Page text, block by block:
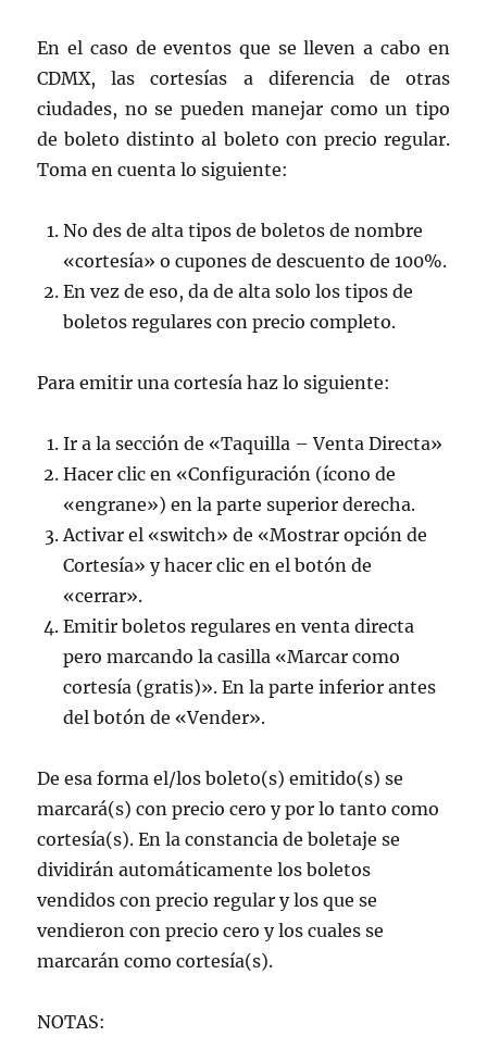
En el caso de eventos que se lleven a cabo en
CDMX, las cortesías a diferencia de otras
ciudades, no se pueden manejar como un tipo
de boleto distinto al boleto con precio regular.
Toma en cuenta lo siguiente:
No des de alta tipos de boletos de nombre
«cortesía» o cupones de descuento de 100%.
En vez de eso, da de alta solo los tipos de
boletos regulares con precio completo.
Para emitir una cortesía haz lo siguiente:
Ir a la sección de «Taquilla – Venta Directa»
Hacer clic en «Configuración (ícono de
«engrane») en la parte superior derecha.
Activar el «switch» de «Mostrar opción de
Cortesía» y hacer clic en el botón de
«cerrar».
Emitir boletos regulares en venta directa
pero marcando la casilla «Marcar como
cortesía (gratis)». En la parte inferior antes
del botón de «Vender».
De esa forma el/los boleto(s) emitido(s) se
marcará(s) con precio cero y por lo tanto como
cortesía(s). En la constancia de boletaje se
dividirán automáticamente los boletos
vendidos con precio regular y los que se
vendieron con precio cero y los cuales se
marcarán como cortesía(s).
NOTAS: